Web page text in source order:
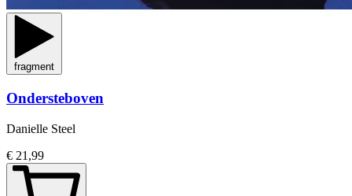
fragment
Ondersteboven
Danielle Steel
€ 21,99